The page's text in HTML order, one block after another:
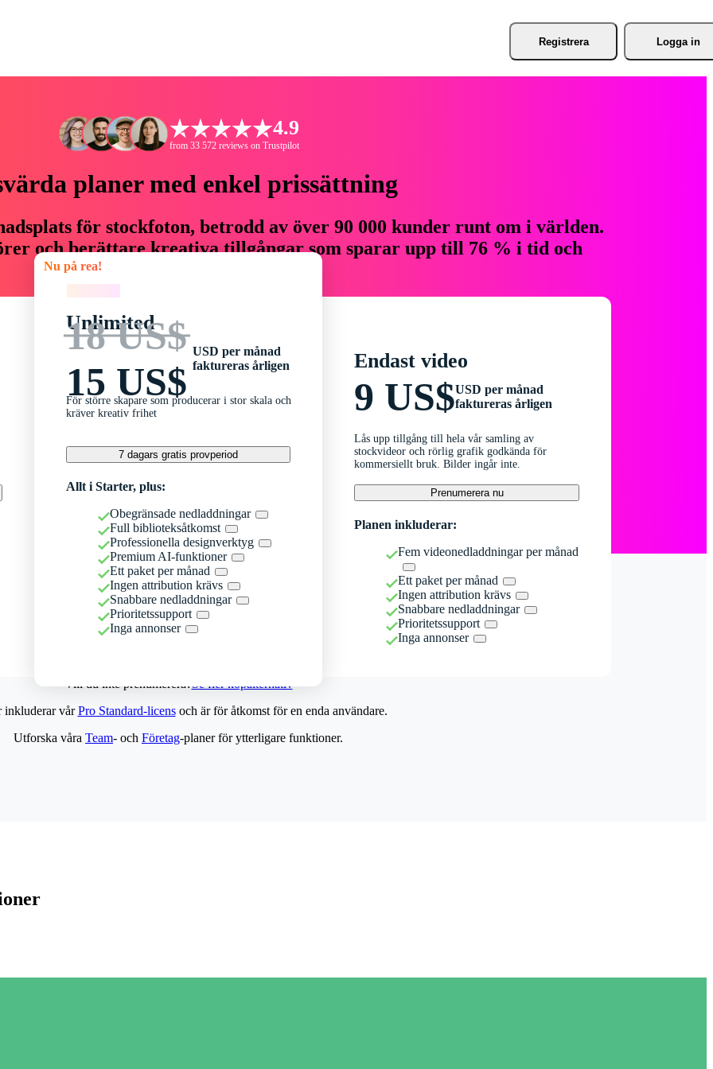
Registrera Logga in
4.9
from 33 572 reviews on Trustpilot
planer med enkel prissättning
för stockfoton, betrodd av över 90 000 kunder runt om i världen.
och berättare kreativa tillgångar som sparar upp till 76 % i tid och
Nu på rea!
Unlimited
18 US$
15 US$
USD per månad
faktureras årligen
För större skapare som producerar i stor skala och
kräver kreativ frihet
7 dagars gratis provperiod
Allt i Starter, plus:
Obegränsade nedladdningar
Full biblioteksåtkomst
Professionella designverktyg
Premium AI-funktioner
Ett paket per månad
Ingen attribution krävs
Snabbare nedladdningar
Prioritetssupport
Inga annonser
Endast video
9 US$USD per månad
faktureras årligen
Lås upp tillgång till hela vår samling av
stockvideor och rörlig grafik godkända för
kommersiellt bruk. Bilder ingår inte.
Prenumerera nu
Planen inkluderar:
Fem videonedladdningar per månad
Ett paket per månad
Ingen attribution krävs
Snabbare nedladdningar
Prioritetssupport
Inga annonser
Vill du inte prenumerera?Se fler köpalternativ
inkluderar vårPro Standard-licensoch är för åtkomst för en enda användare.
Utforska våra Team- och Företag-planer för ytterligare funktioner.